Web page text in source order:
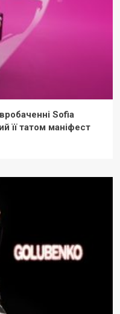
Sofia
її татом маніфест